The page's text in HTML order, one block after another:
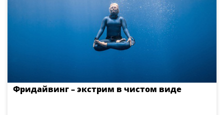
Фридайвинг – экстрим в чистом виде